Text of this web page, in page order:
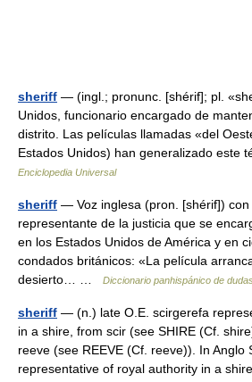
sheriff — (ingl.; pronunc. [shérif]; pl.
Unidos, funcionario encargado de
distrito. Las películas llamadas «del
Estados Unidos) han generalizado
Enciclopedia Universal
sheriff — Voz inglesa (pron. [shérif])
representante de la justicia que se
en los Estados Unidos de América y en
condados británicos: «La película
desierto… …
Diccionario panhispánico de
sheriff — (n.) late O.E. scirgerefa
in a shire, from scir (see SHIRE (Cf.
reeve (see REEVE (Cf. reeve)). In Anglo
representative of royal authority in a